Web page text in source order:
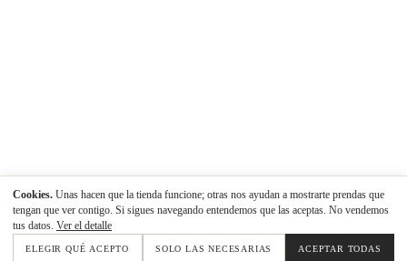
Cookies. Unas hacen que la tienda funcione; otras nos ayudan a mostrarte prendas que
tengan que ver contigo. Si sigues navegando entendemos que las aceptas. No vendemos
tus datos. Ver el detalle
ELEGIR QUÉ ACEPTO SOLO LAS NECESARIAS ACEPTAR TODAS